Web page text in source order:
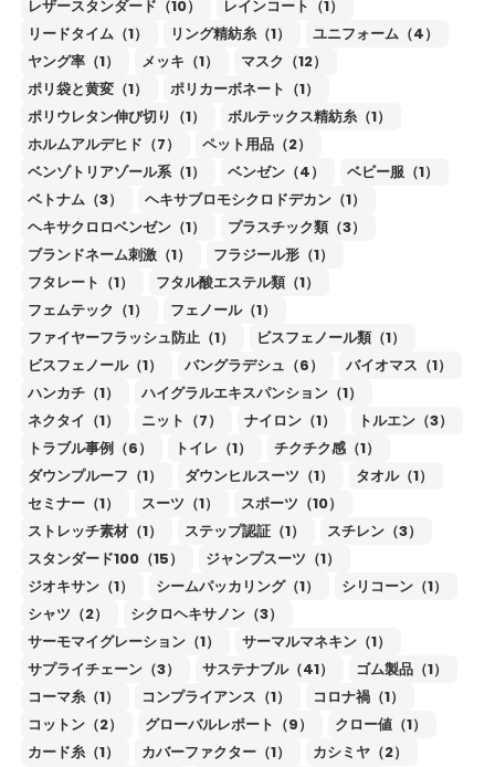
レザースタンダード（10）
レインコート（1）
リードタイム（1）
リング精紡糸（1）
ユニフォーム（4）
ヤング率（1）
メッキ（1）
マスク（12）
ポリ袋と黄変（1）
ポリカーボネート（1）
ポリウレタン伸び切り（1）
ボルテックス精紡糸（1）
ホルムアルデヒド（7）
ペット用品（2）
ベンゾトリアゾール系（1）
ベンゼン（4）
ベビー服（1）
ベトナム（3）
ヘキサブロモシクロドデカン（1）
ヘキサクロロベンゼン（1）
プラスチック類（3）
ブランドネーム刺激（1）
フラジール形（1）
フタレート（1）
フタル酸エステル類（1）
フェムテック（1）
フェノール（1）
ファイヤーフラッシュ防止（1）
ビスフェノール類（1）
ビスフェノール（1）
バングラデシュ（6）
バイオマス（1）
ハンカチ（1）
ハイグラルエキスパンション（1）
ネクタイ（1）
ニット（7） ナイロン（1）
トルエン（3）
トラブル事例（6）
トイレ（1）
チクチク感（1）
ダウンプルーフ（1）
ダウンヒルスーツ（1）
タオル（1）
セミナー（1）
スーツ（1）
スポーツ（10）
ストレッチ素材（1）
ステップ認証（1）
スチレン（3）
スタンダード100（15）
ジャンプスーツ（1）
ジオキサン（1）
シームパッカリング（1）
シリコーン（1）
シャツ（2）
シクロヘキサノン（3）
サーモマイグレーション（1）
サーマルマネキン（1）
サプライチェーン（3）
サステナブル（41）
ゴム製品（1）
コーマ糸（1）
コンプライアンス（1）
コロナ禍（1）
コットン（2）
グローバルレポート（9）
クロー値（1）
カード糸（1）
カバーファクター（1）
カシミヤ（2）